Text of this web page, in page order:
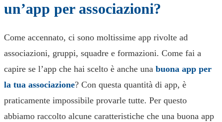
un’app per associazioni?
Come accennato, ci sono moltissime app rivolte ad
associazioni, gruppi, squadre e formazioni. Come fai a
capire se l’app che hai scelto è anche una buona app per
la tua associazione? Con questa quantità di app, è
praticamente impossibile provarle tutte. Per questo
abbiamo raccolto alcune caratteristiche che una buona app